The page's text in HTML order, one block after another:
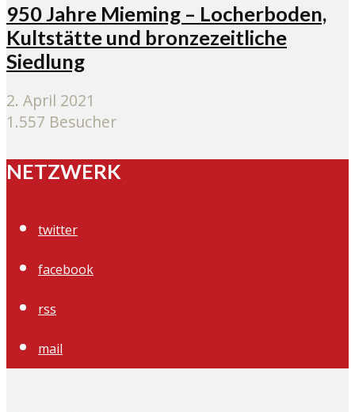
950 Jahre Mieming – Locherboden,
Kultstätte und bronzezeitliche
Siedlung
2. April 2021
1.557 Besucher
NETZWERK
twitter
facebook
rss
mail